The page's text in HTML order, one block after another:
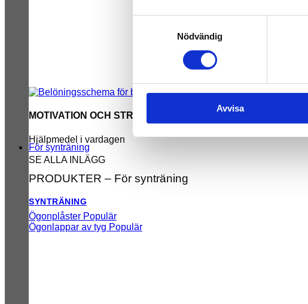
Nödvändig
Avvisa
MOTIVATION OCH STRUKTUR
Hjälpmedel i vardagen
SE ALLA INLÄGG
För synträning
PRODUKTER – För synträning
SYNTRÄNING
Ögonplåster
Ögonlappar av tyg